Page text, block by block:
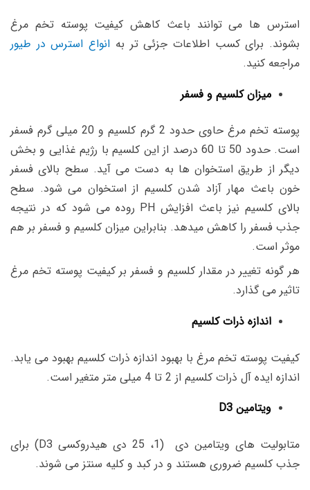
استرس ها می توانند باعث کاهش کیفیت پوسته تخم مرغ
بشوند. برای کسب اطلاعات جزئی تر به انواع استرس در طیور
مراجعه کنید.
میزان کلسیم و فسفر
پوسته تخم مرغ حاوی حدود 2 گرم کلسیم و 20 میلی گرم فسفر
است. حدود 50 تا 60 درصد از این کلسیم با رژیم غذایی و بخش
دیگر از طریق استخوان ها به دست می آید. سطح بالای فسفر
خون باعث مهار آزاد شدن کلسیم از استخوان می شود. سطح
بالای کلسیم نیز باعث افزایش PH روده می شود که در نتیجه
جذب فسفر را کاهش میدهد. بنابراین میزان کلسیم و فسفر بر هم
موثر است.
هر گونه تغییر در مقدار کلسیم و فسفر بر کیفیت پوسته تخم مرغ
تاثیر می گذارد.
اندازه ذرات کلسیم
کیفیت پوسته تخم مرغ با بهبود اندازه ذرات کلسیم بهبود می یابد.
اندازه ایده آل ذرات کلسیم از 2 تا 4 میلی متر متغیر است.
ویتامین D3
متابولیت های ویتامین دی (1، 25 دی هیدروکسی D 3 ) برای
جذب کلسیم ضروری هستند و در کبد و کلیه سنتز می شوند.